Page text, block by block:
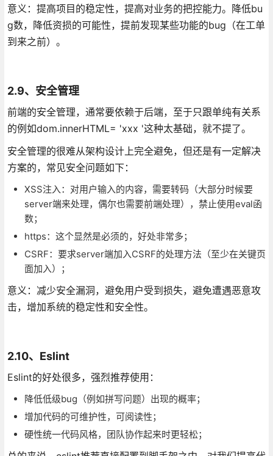
意义：提高项目的稳定性，提高对业务的把控能力。降低bu
g数，降低资损的可能性，提前发现某些功能的bug（在工单
到来之前）。
2.9、安全管理
前端的安全管理，通常要依赖于后端，至于只跟单纯有关系
的例如dom.innerHTML= 'xxx '这种太基础，就不提了。
安全管理的很难从架构设计上完全避免，但还是有一定解决
方案的，常见安全问题如下：
XSS注入：对用户输入的内容，需要转码（大部分时候要
server端来处理，偶尔也需要前端处理），禁止使用eval函
数；
https：这个显然是必须的，好处非常多；
CSRF：要求server端加入CSRF的处理方法（至少在关键页
面加入）；
意义：减少安全漏洞，避免用户受到损失，避免遭遇恶意攻
击，增加系统的稳定性和安全性。
2.10、Eslint
Eslint的好处很多，强烈推荐使用：
降低低级bug（例如拼写问题）出现的概率；
增加代码的可维护性，可阅读性；
硬性统一代码风格，团队协作起来时更轻松；